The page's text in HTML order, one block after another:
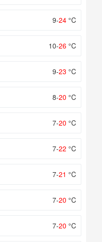
9-24 °C
10-26 °C
9-23 °C
8-20 °C
7-20 °C
7-22 °C
7-21 °C
7-20 °C
7-20 °C